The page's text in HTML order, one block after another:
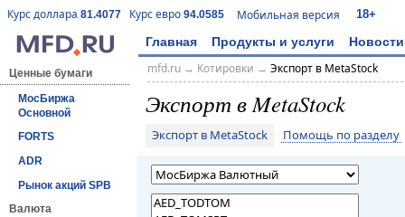
Курс доллара 81.4077 Курс евро 94.0585 Мобильная версия 18+
Главная Продукты и услуги Новости
Ценные бумаги
МосБиржа
Основной
FORTS
ADR
Рынок акций SPB
Валюта
mfd.ru→ Котировки → Экспорт в MetaStock
Экспорт в MetaStock
Экспорт в MetaStock Помощь по разделу